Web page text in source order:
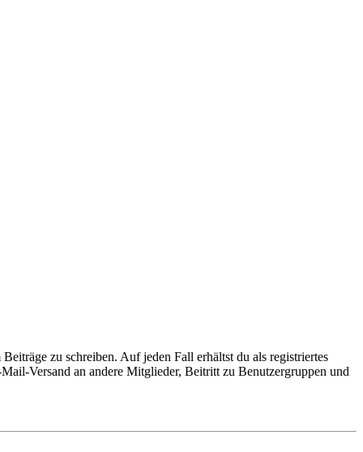
zu schreiben. Auf jeden Fall erhältst du als registriertes
Versand an andere Mitglieder, Beitritt zu Benutzergruppen und